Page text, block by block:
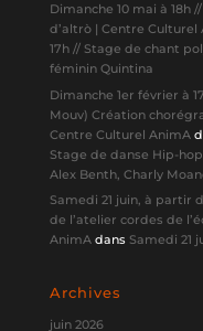
Dimanche 10 mai à 18h
d’altrò | Centre Culturel
17h // Stage de chant
féminin Quintina
Dimanche 1er février à
Mouv) Création
Centre Culturel AnimA
Stage de danse Hip-
Alex Benth, Charly
Samedi 21 juin, à partir
de l’atelier cordes de
AnimAdans Samedi 21
Archives
juin 2026